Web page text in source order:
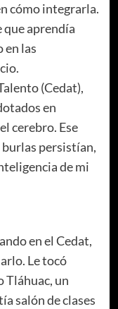
cómo integrarla.
que aprendía
en las
(Cedat),
en
cerebro. Ese
burlas persistían,
de mi
en el Cedat,
Le tocó
Tláhuac, un
salón de clases